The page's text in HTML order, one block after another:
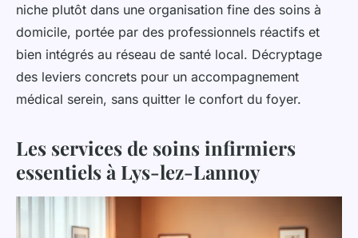
niche plutôt dans une organisation fine des soins à
domicile, portée par des professionnels réactifs et
bien intégrés au réseau de santé local. Décryptage
des leviers concrets pour un accompagnement
médical serein, sans quitter le confort du foyer.
Les services de soins infirmiers
essentiels à Lys-lez-Lannoy